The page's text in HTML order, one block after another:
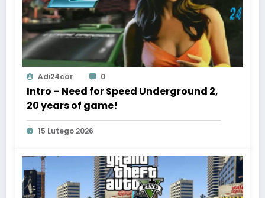
Adi24car 0
Intro – Need for Speed Underground 2,
20 years of game!
15 Lutego 2026